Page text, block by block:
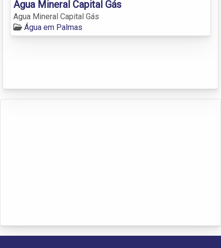
Agua Mineral Capital Gás
Agua Mineral Capital Gás
Água em Palmas